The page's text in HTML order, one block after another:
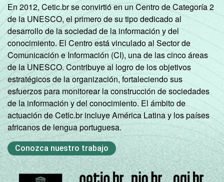
En 2012, Cetic.br se convirtió en un Centro de Categoría 2
de la UNESCO, el primero de su tipo dedicado al
desarrollo de la sociedad de la información y del
conocimiento. El Centro está vinculado al Sector de
Comunicación e Información (CI), una de las cinco áreas
de la UNESCO. Contribuye al logro de los objetivos
estratégicos de la organización, fortaleciendo sus
esfuerzos para monitorear la construcción de sociedades
de la información y del conocimiento. El ámbito de
actuación de Cetic.br incluye América Latina y los países
africanos de lengua portuguesa.
Conozca nuestro trabajo